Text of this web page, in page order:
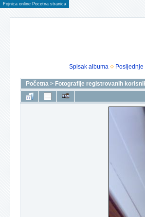
Fojnica online Pocetna stranica
Spisak albuma
Početna > Fotografije registrovanih